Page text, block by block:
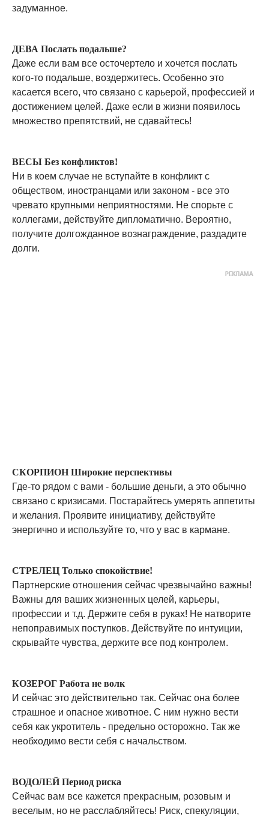
задуманное.
ДЕВА Послать подальше?
Даже если вам все осточертело и хочется послать
кого-то подальше, воздержитесь. Особенно это
касается всего, что связано с карьерой, профессией и
достижением целей. Даже если в жизни появилось
множество препятствий, не сдавайтесь!
ВЕСЫ Без конфликтов!
Ни в коем случае не вступайте в конфликт с
обществом, иностранцами или законом - все это
чревато крупными неприятностями. Не спорьте с
коллегами, действуйте дипломатично. Вероятно,
получите долгожданное вознаграждение, раздадите
долги.
СКОРПИОН Широкие перспективы
Где-то рядом с вами - большие деньги, а это обычно
связано с кризисами. Постарайтесь умерять аппетиты
и желания. Проявите инициативу, действуйте
энергично и используйте то, что у вас в кармане.
СТРЕЛЕЦ Только спокойствие!
Партнерские отношения сейчас чрезвычайно важны!
Важны для ваших жизненных целей, карьеры,
профессии и т.д. Держите себя в руках! Не натворите
непоправимых поступков. Действуйте по интуиции,
скрывайте чувства, держите все под контролем.
КОЗЕРОГ Работа не волк
И сейчас это действительно так. Сейчас она более
страшное и опасное животное. С ним нужно вести
себя как укротитель - предельно осторожно. Так же
необходимо вести себя с начальством.
ВОДОЛЕЙ Период риска
Сейчас вам все кажется прекрасным, розовым и
веселым, но не расслабляйтесь! Риск, спекуляции,